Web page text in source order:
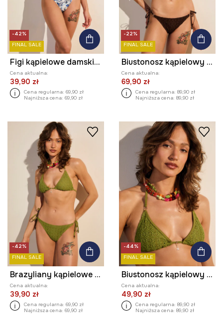
-42%
FINAL SALE
Figi kąpielowe damskie z motywem roślinnym
Cena aktualna:
39,90 zł
Cena regularna: 69,90 zł
Najniższa cena: 69,90 zł
-22%
FINAL SALE
Biustonosz kąpielowy damski
Cena aktualna:
69,90 zł
Cena regularna: 89,90 zł
Najniższa cena: 89,90 zł
-42%
FINAL SALE
Brazyliany kąpielowe damskie
Cena aktualna:
39,90 zł
Cena regularna: 69,90 zł
Najniższa cena: 69,90 zł
-44%
FINAL SALE
Biustonosz kąpielowy damski
Cena aktualna:
49,90 zł
Cena regularna: 89,90 zł
Najniższa cena: 89,90 zł